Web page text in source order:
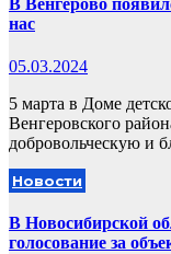
нас
05.03.2024
5 марта в Доме
Венгеровского
добровольческую и
Новости
В Новосибирской
голосование за